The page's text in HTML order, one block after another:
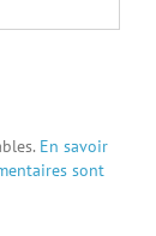
En savoir
sont